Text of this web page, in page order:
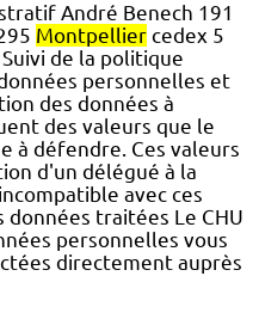
André Benech 191
Montpellier cedex 5
de la politique
personnelles et
des données à
des valeurs que le
à défendre. Ces valeurs
d'un délégué à la
avec ces
traitées Le CHU
personnelles vous
directement auprès